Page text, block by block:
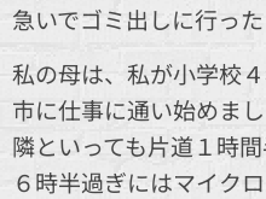
急いでゴミ出しに行った
私の母は、私が小学校
市に仕事に通い始めまし
隣といっても片道１時
６時半過ぎにはマイク